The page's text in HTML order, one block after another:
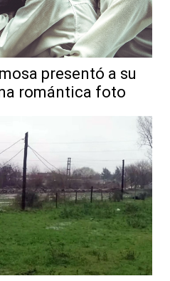
presentó a su
romántica foto